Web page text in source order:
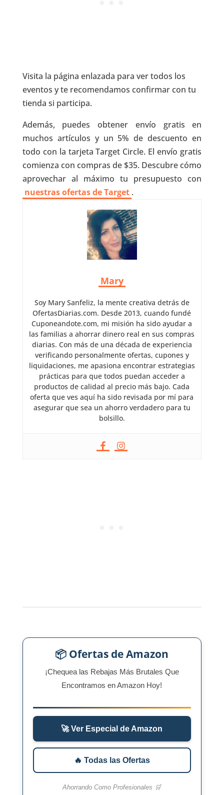
Visita la página enlazada para ver todos los
eventos y te recomendamos confirmar con tu
tienda si participa.
Además, puedes obtener envío gratis en
muchos artículos y un 5% de descuento en
todo con la tarjeta Target Circle. El envío gratis
comienza con compras de $35. Descubre cómo
aprovechar al máximo tu presupuesto con
nuestras ofertas de Target .
Mary
Soy Mary Sanfeliz, la mente creativa detrás de
OfertasDiarias.com. Desde 2013, cuando fundé
Cuponeandote.com, mi misión ha sido ayudar a
las familias a ahorrar dinero real en sus compras
diarias. Con más de una década de experiencia
verificando personalmente ofertas, cupones y
liquidaciones, me apasiona encontrar estrategias
prácticas para que todos puedan acceder a
productos de calidad al precio más bajo. Cada
oferta que ves aquí ha sido revisada por mí para
asegurar que sea un ahorro verdadero para tu
bolsillo.
📦 Ofertas de Amazon
¡Chequea las Rebajas Más Brutales Que
Encontramos en Amazon Hoy!
🚀 Ver Especial de Amazon
🔥 Todas las Ofertas
Ahorrando Como Profesionales 🛒